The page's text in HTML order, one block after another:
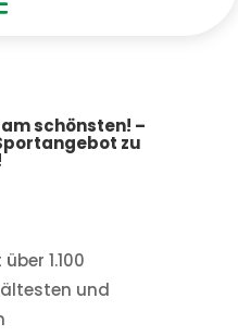
schönsten! –
zu
1.100
und